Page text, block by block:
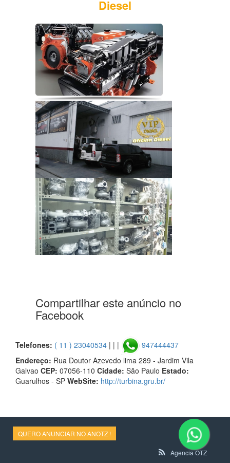
Diesel
Compartilhar este anúncio no
Facebook
Telefones: ( 11 ) 23040534 | | |
947444437
Endereço: Rua Doutor Azevedo lima 289 - Jardim Vila
Galvao CEP: 07056-110 Cidade: São Paulo Estado:
Guarulhos - SP WebSite: http://turbina.gru.br/
QUERO ANUNCIAR NO ANOTZ !
Agencia OTZ